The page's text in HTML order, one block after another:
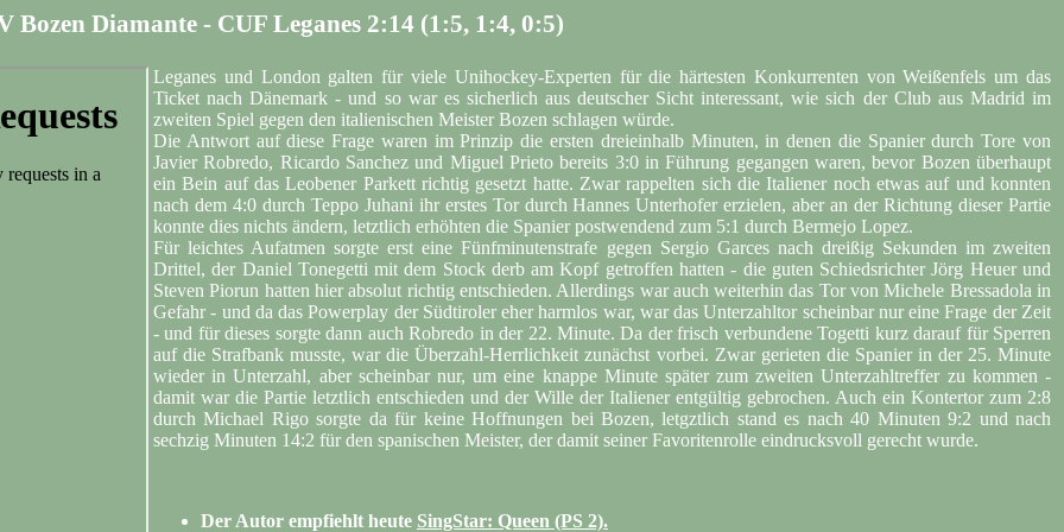
Bozen Diamante - CUF Leganes 2:14 (1:5, 1:4, 0:5)
Leganes und London galten für viele Unihockey-Experten für die härtesten Konkurrenten von Weißenfels um das
Ticket nach Dänemark - und so war es sicherlich aus deutscher Sicht interessant, wie sich der Club aus Madrid im
zweiten Spiel gegen den italienischen Meister Bozen schlagen würde.
Die Antwort auf diese Frage waren im Prinzip die ersten dreieinhalb Minuten, in denen die Spanier durch Tore von
Javier Robredo, Ricardo Sanchez und Miguel Prieto bereits 3:0 in Führung gegangen waren, bevor Bozen überhaupt
ein Bein auf das Leobener Parkett richtig gesetzt hatte. Zwar rappelten sich die Italiener noch etwas auf und konnten
nach dem 4:0 durch Teppo Juhani ihr erstes Tor durch Hannes Unterhofer erzielen, aber an der Richtung dieser Partie
konnte dies nichts ändern, letztlich erhöhten die Spanier postwendend zum 5:1 durch Bermejo Lopez.
Für leichtes Aufatmen sorgte erst eine Fünfminutenstrafe gegen Sergio Garces nach dreißig Sekunden im zweiten
Drittel, der Daniel Tonegetti mit dem Stock derb am Kopf getroffen hatten - die guten Schiedsrichter Jörg Heuer und
Steven Piorun hatten hier absolut richtig entschieden. Allerdings war auch weiterhin das Tor von Michele Bressadola in
Gefahr - und da das Powerplay der Südtiroler eher harmlos war, war das Unterzahltor scheinbar nur eine Frage der Zeit
- und für dieses sorgte dann auch Robredo in der 22. Minute. Da der frisch verbundene Togetti kurz darauf für Sperren
auf die Strafbank musste, war die Überzahl-Herrlichkeit zunächst vorbei. Zwar gerieten die Spanier in der 25. Minute
wieder in Unterzahl, aber scheinbar nur, um eine knappe Minute später zum zweiten Unterzahltreffer zu kommen -
damit war die Partie letztlich entschieden und der Wille der Italiener entgültig gebrochen. Auch ein Kontertor zum 2:8
durch Michael Rigo sorgte da für keine Hoffnungen bei Bozen, letgztlich stand es nach 40 Minuten 9:2 und nach
sechzig Minuten 14:2 für den spanischen Meister, der damit seiner Favoritenrolle eindrucksvoll gerecht wurde.
Der Autor empfiehlt heute SingStar: Queen (PS 2).